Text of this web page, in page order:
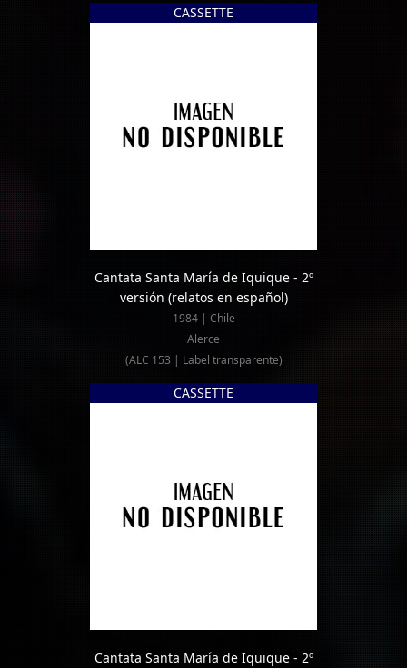
CASSETTE
Cantata Santa María de Iquique - 2º
versión (relatos en español)
1984 | Chile
Alerce
(ALC 153 | Label transparente)
CASSETTE
Cantata Santa María de Iquique - 2º